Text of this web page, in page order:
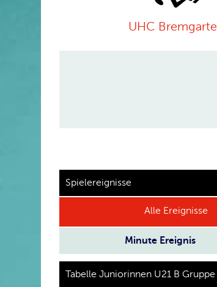
UHC
Spielereignisse
Alle Ereignisse
Minute Ereignis
Tabelle Juniorinnen U21 B